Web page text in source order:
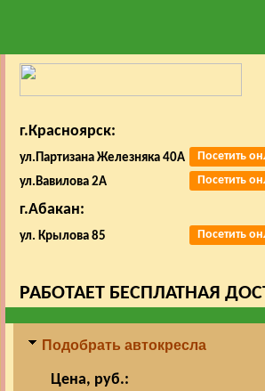
г.Красноярск:
ул.Партизана Железняка 40А
Посетить
ул.Вавилова 2А
Посетить
г.Абакан:
ул. Крылова 85 Посетить
РАБОТАЕТ БЕСПЛАТНАЯ
Подобрать автокресла
Цена, руб.: